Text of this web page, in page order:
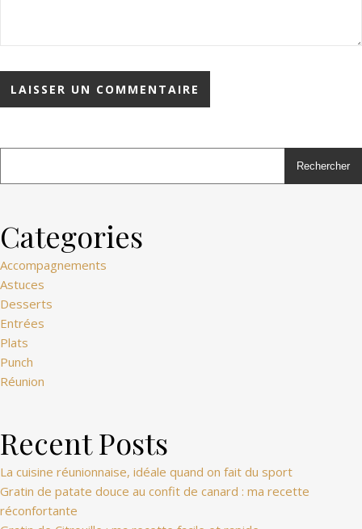
Rechercher
Categories
Accompagnements
Astuces
Desserts
Entrées
Plats
Punch
Réunion
Recent Posts
La cuisine réunionnaise, idéale quand on fait du sport
Gratin de patate douce au confit de canard : ma recette
réconfortante
légales
Thème
Ashe
par
WP
Royal